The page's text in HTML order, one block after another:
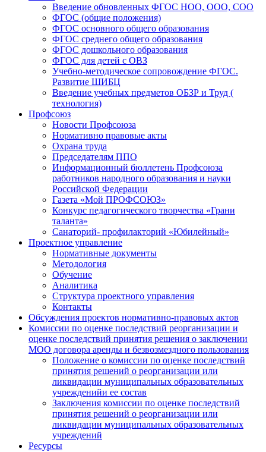
Введение обновленных ФГОС НОО, ООО, СОО
ФГОС (общие положения)
ФГОС основного общего образования
ФГОС среднего общего образования
ФГОС дошкольного образования
ФГОС для детей с ОВЗ
Учебно-методическое сопровождение ФГОС.
Развитие ШИБЦ
Введение учебных предметов ОБЗР и Труд (
технология)
Профсоюз
Новости Профсоюза
Нормативно правовые акты
Охрана труда
Председателям ППО
Информационный бюллетень Профсоюза
работников народного образования и науки
Российской Федерации
Газета «Мой ПРОФСОЮЗ»
Конкурс педагогического творчества «Грани
таланта»
Санаторий- профилакторий «Юбилейный»
Проектное управление
Нормативные документы
Методология
Обучение
Аналитика
Структура проектного управления
Контакты
Обсуждения проектов нормативно-правовых актов
Комиссии по оценке последствий реорганизации и
оценке последствий принятия решения о заключении
МОО договора аренды и безвозмездного пользования
Положение о комиссии по оценке последствий
принятия решений о реорганизации или
ликвидации муниципальных образовательных
учрежденийи ее состав
Заключения комиссии по оценке последствий
принятия решений о реорганизации или
ликвидации муниципальных образовательных
учреждений
Ресурсы